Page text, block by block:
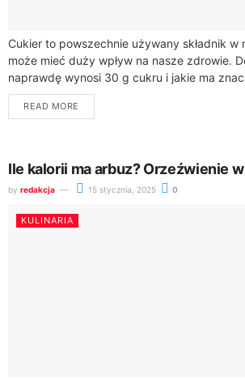
Cukier to powszechnie używany składnik w
może mieć duży wpływ na nasze zdrowie.
naprawdę wynosi 30 g cukru i jakie ma
READ MORE
Ile kalorii ma arbuz? Orzeźwienie
by redakcja 15 stycznia, 2025 0
KULINARIA